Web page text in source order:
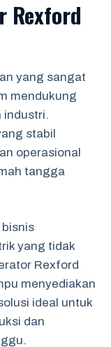
Rexford
yang sangat
mendukung
industri.
stabil
operasional
tangga
bisnis
yang tidak
Rexford
menyediakan
ideal untuk
dan